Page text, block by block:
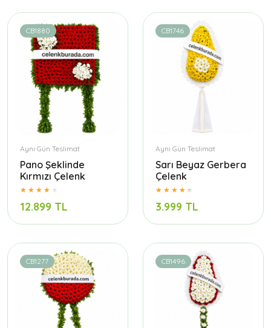
CB1880
Aynı Gün Teslimat
Pano Şeklinde
Kırmızı Çelenk
12.899 TL
CB1746
Aynı Gün Teslimat
Sarı Beyaz Gerbera
Çelenk
3.999 TL
CB1277 CB1496